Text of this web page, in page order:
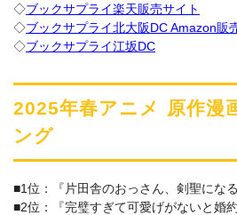
◇ブックサプライ楽天販売サイト
◇ブックサプライ北大阪DC Amazon販
◇ブックサプライ江坂DC
2025年春アニメ 原作漫
ング
■1位：『片田舎のおっさん、剣聖になる
■2位：『完璧すぎて可愛げがないと婚